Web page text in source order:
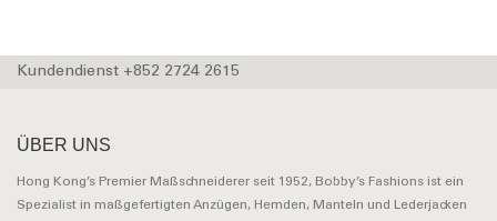
Kundendienst +852 2724 2615
ÜBER UNS
Hong Kong’s Premier Maßschneiderer seit 1952, Bobby’s Fashions ist ein
Spezialist in maßgefertigten Anzügen, Hemden, Manteln und Lederjacken